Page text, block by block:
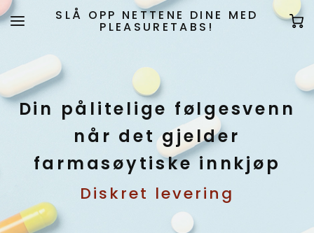
SLÅ OPP NETTENE DINE MED
PLEASURETABS!
Din pålitelige følgesvenn
når det gjelder
farmasøytiske innkjøp
Diskret levering